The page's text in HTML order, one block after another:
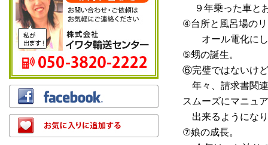
９年乗った車と
④台所と風呂場の
オール電化にし
⑤甥の誕生。
⑥完璧ではないけ
年々、請求書関
スムーズにマニュ
出来るようにな
⑦娘の成長。